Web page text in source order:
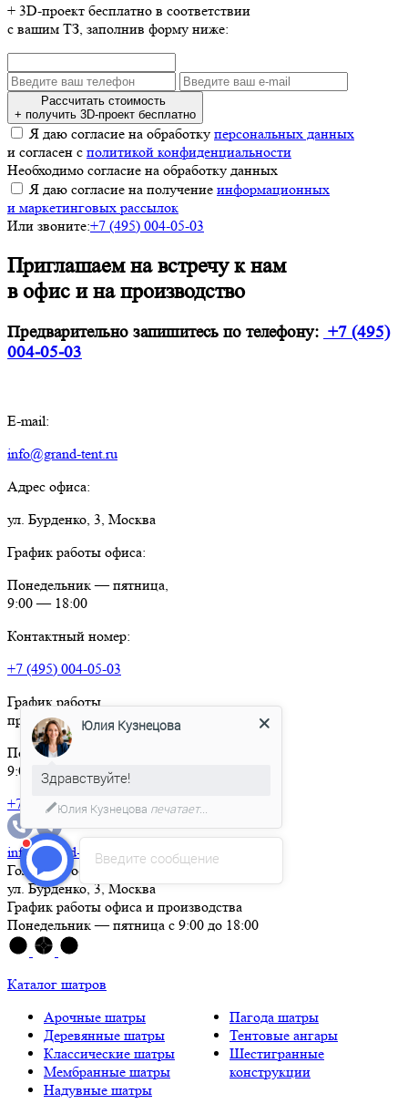
+ 3D-проект бесплатно в соответствии
с вашим ТЗ, заполнив форму ниже:
Рассчитать стоимость
+ получить 3D-проект бесплатно
Я даю согласие на обработку персональных данных
и согласен с политикой конфиденциальности
Необходимо согласие на обработку данных
Я даю согласие на получение информационных
и маркетинговых рассылок
Или звоните:+7 (495) 004-05-03
Приглашаем на встречу к нам
в офис и на производство
Предварительно запишитесь по телефону: +7 (495)
004-05-03
E-mail:
info@grand-tent.ru
Адрес офиса:
ул. Бурденко, 3, Москва
График работы офиса:
Понедельник — пятница,
9:00 — 18:00
Контактный номер:
+7 (495) 004-05-03
График работы
производства:
Понедельник — пятница,
9:00 — 18:00
+7 (495) 004-05-03
info@grand-tent.ru
Головной офис
ул. Бурденко, 3, Москва
График работы офиса и производства
Понедельник — пятница с 9:00 до 18:00
Каталог шатров
Арочные шатры
Деревянные шатры
Классические шатры
Мембранные шатры
Надувные шатры
Пагода шатры
Тентовые ангары
Шестигранные
конструкции
Введите сообщение
Юлия Кузнецова
Здравствуйте!
Юлия Кузнецова печатает...